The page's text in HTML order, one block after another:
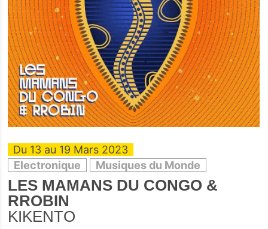
Du 13 au 19 Mars 2023
Electronique
Musiques du Monde
LES MAMANS DU CONGO &
RROBIN
KIKENTO